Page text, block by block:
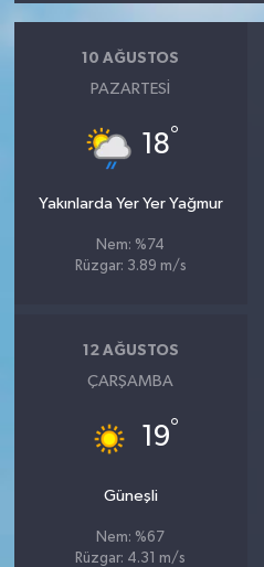
10 AĞUSTOS
PAZARTESI
18°
Yakınlarda Yer Yer Yağmur
Nem: %74
Rüzgar: 3.89 m/s
12 AĞUSTOS
ÇARŞAMBA
19°
Güneşli
Nem: %67
Rüzgar: 4.31 m/s